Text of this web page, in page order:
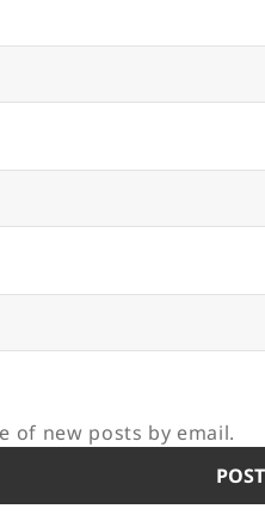
of new posts by email.